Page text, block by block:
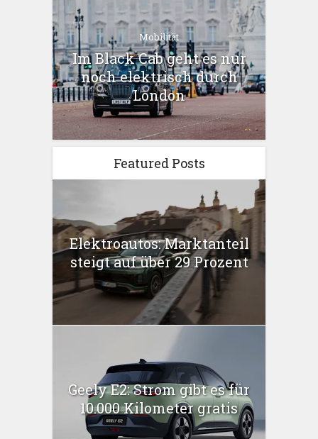
Mobilität
Im Black Cab geht es nur
noch elektrisch durch
London
Featured Posts
Elektroautos: Marktanteil
steigt auf über 29 Prozent
Geely E2: Strom gibt es für
10.000 Kilometer gratis